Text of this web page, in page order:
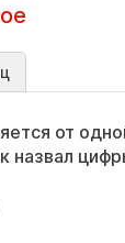
от
назвал